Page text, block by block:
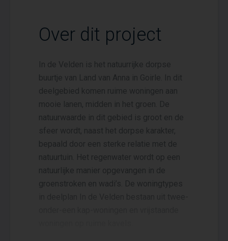
Over dit project
In de Velden is het natuurrijke dorpse
buurtje van Land van Anna in Goirle. In dit
deelgebied komen ruime woningen aan
mooie lanen, midden in het groen. De
natuurwaarde in dit gebied is groot en de
sfeer wordt, naast het dorpse karakter,
bepaald door een sterke relatie met de
natuurtuin. Het regenwater wordt op een
natuurlijke manier opgevangen in de
groenstroken en wadi’s. De woningtypes